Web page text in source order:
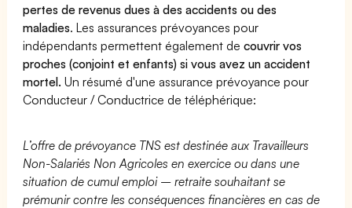
pertes de revenus dues à des accidents ou des
maladies. Les assurances prévoyances pour
indépendants permettent également decouvrir vos
proches (conjoint et enfants) si vous avez un accident
mortel. Un résumé d'une assurance prévoyance pour
Conducteur / Conductrice de téléphérique:
L’offre de prévoyance TNS est destinée aux Travailleurs
Non-Salariés Non Agricoles en exercice ou dans une
situation de cumul emploi – retraite souhaitant se
prémunir contre les conséquences financières en cas de